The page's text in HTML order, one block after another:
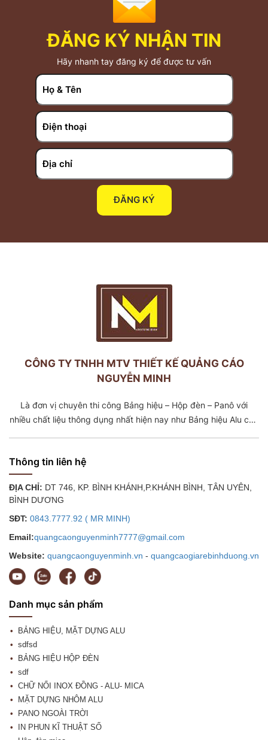
ĐĂNG KÝ NHẬN TIN
Hãy nhanh tay đăng ký để được tư vấn
ĐĂNG KÝ
CÔNG TY TNHH MTV THIẾT KẾ QUẢNG CÁO
NGUYỄN MINH
Là đơn vị chuyên thi công Bảng hiệu – Hộp đèn – Panô với
nhiều chất liệu thông dụng nhất hiện nay như Bảng hiệu Alu chữ
Thông tin liên hệ
ĐỊA CHỈ: DT 746, KP. BÌNH KHÁNH,P.KHÁNH BÌNH, TÂN UYÊN,
BÌNH DƯƠNG
SĐT: 0843.7777.92 ( MR MINH)
Email:quangcaonguyenminh7777@gmail.com
Website: quangcaonguyenminh.vn - quangcaogiarebinhduong.vn
Danh mục sản phẩm
BẢNG HIỆU, MẶT DỰNG ALU
sdfsd
BẢNG HIỆU HỘP ĐÈN
sdf
CHỮ NỔI INOX ĐỒNG - ALU- MICA
MẶT DỰNG NHÔM ALU
PANO NGOÀI TRỜI
IN PHUN KĨ THUẬT SỐ